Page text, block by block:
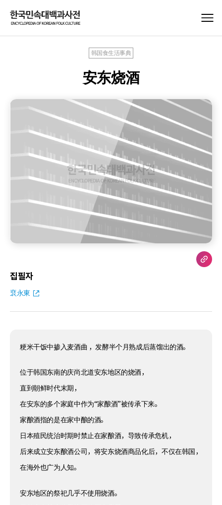
韩国食生活事典
安东烧酒
집필자
裵永東
粳米干饭中掺入麦酒曲 ，发酵半个月熟成后蒸馏出的酒。
位于韩国东南的庆尚北道安东地区的烧酒，
直到朝鲜时代末期，
在安东的多个家庭中作为“家酿酒”被传承下来。
家酿酒指的是在家中酿的酒。
日本殖民统治时期时禁止在家酿酒，导致传承危机，
后来成立安东酿酒公司，将安东烧酒商品化后，不仅在韩国，
在海外也广为人知。
安东地区的祭祀几乎不使用烧酒。